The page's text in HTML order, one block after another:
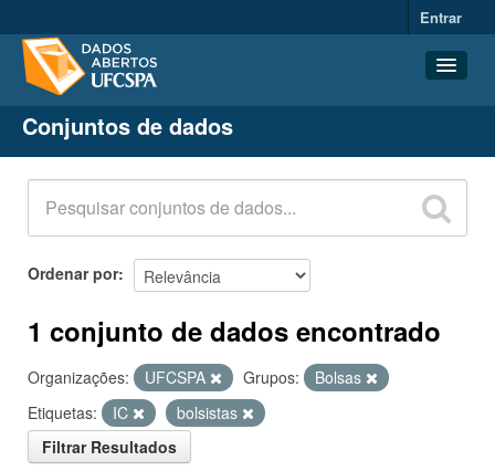
Entrar
Conjuntos de dados
Organizações
Grupos
Sobre
Conjuntos de dados
Ordenar por
1 conjunto de dados encontrado
Organizações: UFCSPA Grupos:
Bolsas
Etiquetas:
IC
bolsistas
Filtrar Resultados